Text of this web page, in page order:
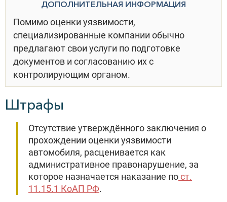
ДОПОЛНИТЕЛЬНАЯ ИНФОРМАЦИЯ
Помимо оценки уязвимости,
специализированные компании обычно
предлагают свои услуги по подготовке
документов и согласованию их с
контролирующим органом.
Штрафы
Отсутствие утверждённого заключения о
прохождении оценки уязвимости
автомобиля, расценивается как
административное правонарушение, за
которое назначается наказание пост.
11.15.1 КоАП РФ.